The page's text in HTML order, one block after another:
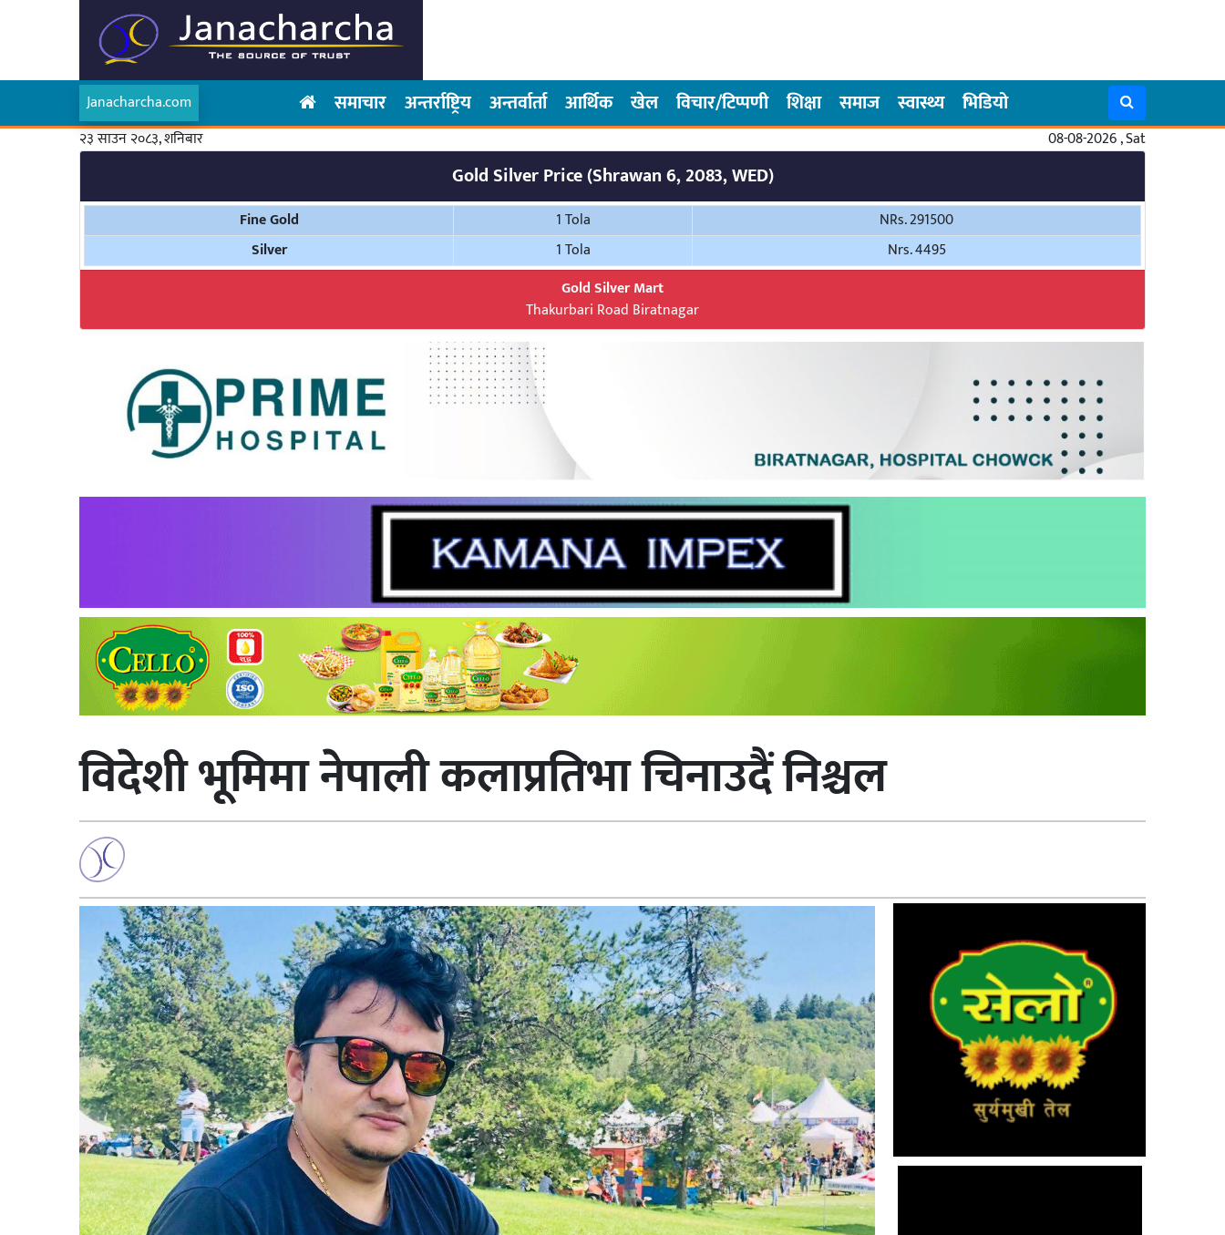
Janacharcha.com समाचार अन्तर्राष्ट्रिय अन्तर्वार्ता आर्थिक खेल विचार/टिप्पणी शिक्षा समाज स्वास्थ्य भिडियो
२३ साउन २०८३, शनिबार 08-08-2026 , Sat
Gold Silver Price (Shrawan 6, 2083, WED)
Fine Gold 1 Tola
NRs. 291500
Silver
1 Tola
Nrs. 4495
Gold Silver Mart
Thakurbari Road Biratnagar
विदेशी भूमिमा नेपाली कलाप्रतिभा चिनाउदैं निश्चल